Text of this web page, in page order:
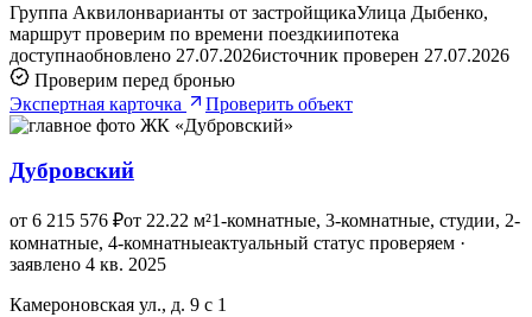
Группа Аквилонварианты от застройщикаУлица Дыбенко,
маршрут проверим по времени поездкиипотека
доступнаобновлено 27.07.2026источник проверен 27.07.2026
Проверим перед бронью
Экспертная карточка
Проверить объект
Дубровский
от 6 215 576 ₽от 22.22 м²1-комнатные, 3-комнатные, студии, 2-
комнатные, 4-комнатныеактуальный статус проверяем ·
заявлено 4 кв. 2025
Камероновская ул., д. 9 с 1